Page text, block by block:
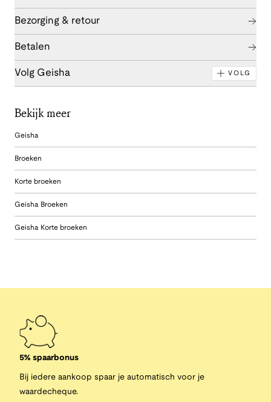
Bezorging & retour
Betalen
Volg Geisha VOLG
Bekijk meer
Geisha
Broeken
Korte broeken
Geisha Broeken
Geisha Korte broeken
5% spaarbonus
Bij iedere aankoop spaar je automatisch voor je
waardecheque.